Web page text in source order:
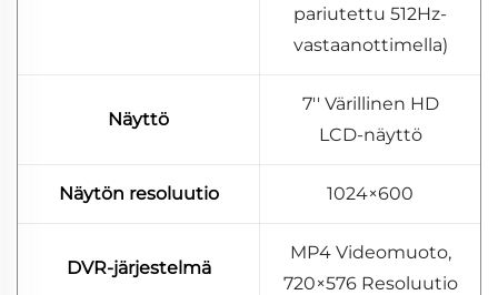
pariutettu 512Hz-
vastaanottimella)
Näyttö
7'' Värillinen HD
LCD-näyttö
Näytön resoluutio 1024×600
DVR-järjestelmä
MP4 Videomuoto,
720×576 Resoluutio